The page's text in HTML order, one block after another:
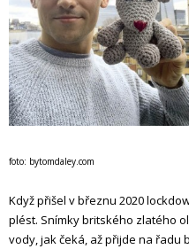
foto: bytomdaley.com
Když přišel v březnu 2020
plést. Snímky britského zlatého
vody, jak čeká, až přijde na řadu